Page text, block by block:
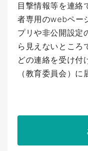
目撃情報等を連絡
者専用のwebペー
プリや非公開設定
ら見えないところ
どの連絡を受け付
（教育委員会）に